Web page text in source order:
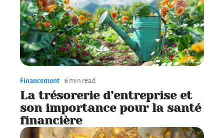
Financement 6 min read
La trésorerie d’entreprise et
son importance pour la santé
financière